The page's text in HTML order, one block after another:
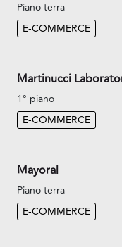
Piano terra
E-COMMERCE
Martinucci
1° piano
E-COMMERCE
Mayoral
Piano terra
E-COMMERCE